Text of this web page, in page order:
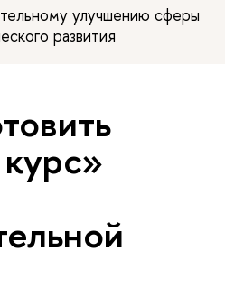
улучшению сферы
развития